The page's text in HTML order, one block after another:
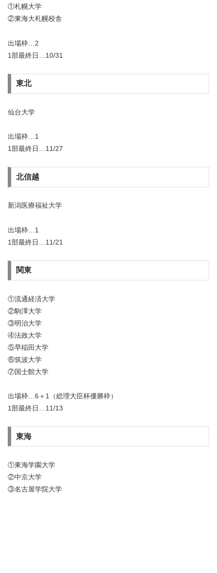
①札幌大学
②東海大札幌校舎
出場枠…2
1部最終日…10/31
東北
仙台大学
出場枠…1
1部最終日…11/27
北信越
新潟医療福祉大学
出場枠…1
1部最終日…11/21
関東
①流通経済大学
②駒澤大学
③明治大学
④法政大学
⑤早稲田大学
⑥筑波大学
⑦国士館大学
出場枠…6＋1（総理大臣杯優勝枠）
1部最終日…11/13
東海
①東海学園大学
②中京大学
③名古屋学院大学